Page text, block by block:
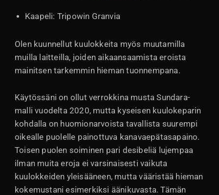
Kaapeli: Tripowin Granvia
Olen kuunnellut kuulokkeita myös muutamilla
muilla laitteilla, joiden aikaansaamista eroista
mainitsen tarkemmin hieman tuonnempana.
Käytössäni on ollut verrokkina musta Sundara-
malli vuodelta 2020, mutta kyseisen kuulokeparin
kohdalla on huomionarvoista tavallista suurempi
oikealle puolelle painottuva kanavaepätasapaino.
Toisen puolen soiminen pari desibeliä lujempaa
ilman muita eroja ei varsinaisesti vaikuta
kuulokkeiden yleisääneen, mutta vääristää hieman
kokemustani esimerkiksi äänikuvasta. Tämän